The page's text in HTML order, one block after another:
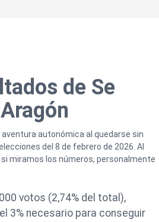
de Se
autonómica al quedarse sin
del 8 de febrero de 2026. Al
miramos los números, personalmente
votos (2,74% del total),
3% necesario para conseguir